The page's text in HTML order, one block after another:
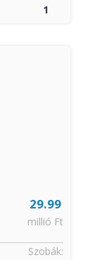
1
29.99
millió Ft
Szobák: